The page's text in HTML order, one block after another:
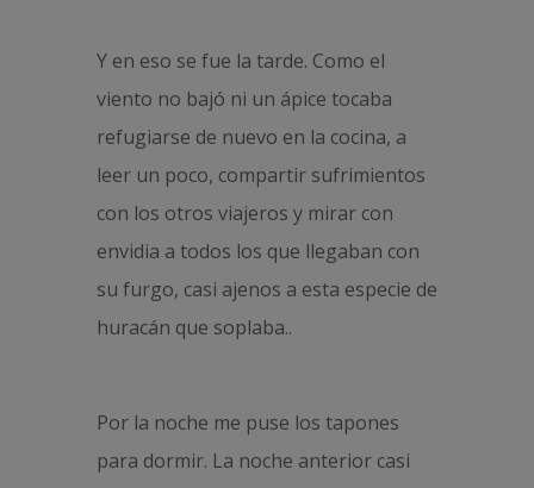
Y en eso se fue la tarde. Como el
viento no bajó ni un ápice tocaba
refugiarse de nuevo en la cocina, a
leer un poco, compartir sufrimientos
con los otros viajeros y mirar con
envidia a todos los que llegaban con
su furgo, casi ajenos a esta especie de
huracán que soplaba..
Por la noche me puse los tapones
para dormir. La noche anterior casi